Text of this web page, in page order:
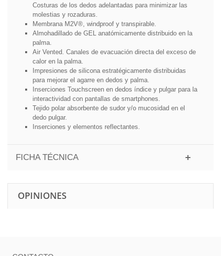
Costuras de los dedos adelantadas para minimizar las
molestias y rozaduras.
Membrana M2V® , windproof y transpirable.
Almohadillado de GEL anatómicamente distribuido en la
palma.
Air Vented. Canales de evacuación directa del exceso de
calor en la palma.
Impresiones de silicona estratégicamente distribuidas
para mejorar el agarre en dedos y palma.
Inserciones Touchscreen en dedos índice y pulgar para la
interactividad con pantallas de smartphones.
Tejido polar absorbente de sudor y/o mucosidad en el
dedo pulgar.
Inserciones y elementos reflectantes.
FICHA TÉCNICA
OPINIONES